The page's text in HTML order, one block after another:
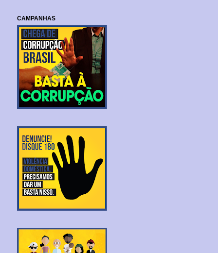
CAMPANHAS